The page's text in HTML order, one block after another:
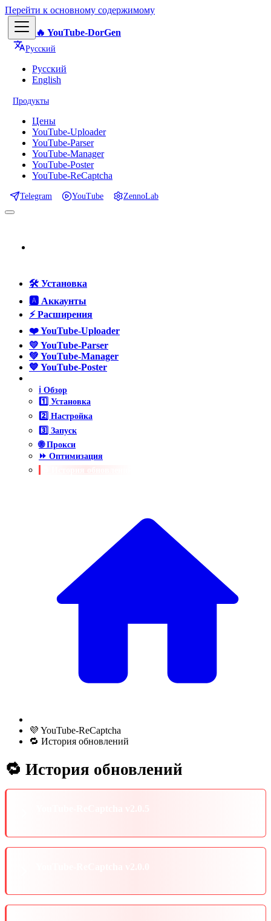
Перейти к основному содержимому
🔥 YouTube-DorGen
Русский
Русский
English
Продукты
Цены
YouTube-Uploader
YouTube-Parser
YouTube-Manager
YouTube-Poster
YouTube-ReCaptcha
Telegram YouTube ZennoLab
🛠️ Установка
🅰️ Аккаунты
⚡ Расширения
❤️ YouTube-Uploader
💛 YouTube-Parser
💚 YouTube-Manager
💙 YouTube-Poster
ℹ️ Обзор
1️⃣ Установка
2️⃣ Настройка
3️⃣ Запуск
🌐 Прокси
⏩ Оптимизация
💜 YouTube-ReCaptcha
🔁 История обновлений
🔁 История обновлений